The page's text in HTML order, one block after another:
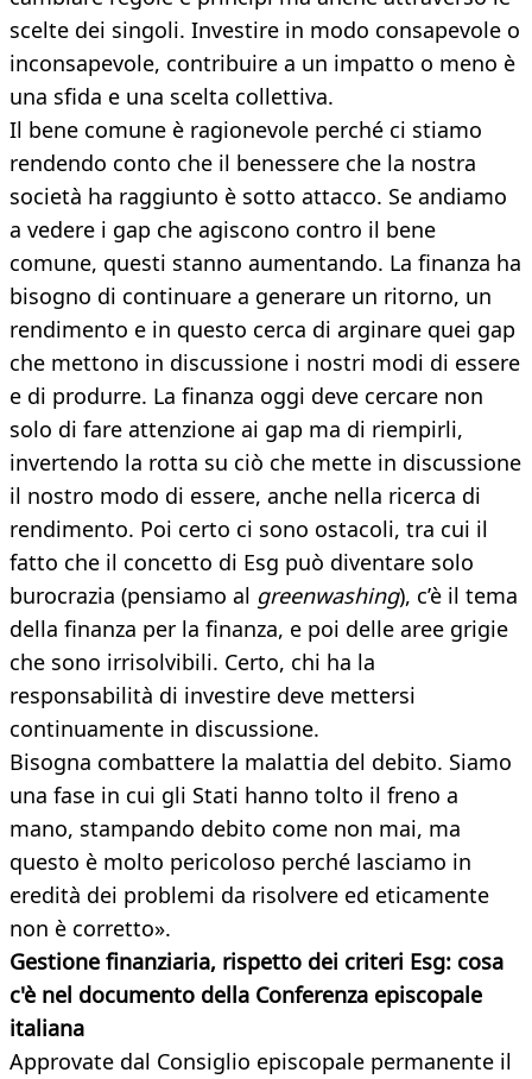
scelte dei singoli. Investire in modo consapevole o
inconsapevole, contribuire a un impatto o meno è
una sfida e una scelta collettiva.
Il bene comune è ragionevole perché ci stiamo
rendendo conto che il benessere che la nostra
società ha raggiunto è sotto attacco. Se andiamo
a vedere i gap che agiscono contro il bene
comune, questi stanno aumentando. La finanza ha
bisogno di continuare a generare un ritorno, un
rendimento e in questo cerca di arginare quei gap
che mettono in discussione i nostri modi di essere
e di produrre. La finanza oggi deve cercare non
solo di fare attenzione ai gap ma di riempirli,
invertendo la rotta su ciò che mette in discussione
il nostro modo di essere, anche nella ricerca di
rendimento. Poi certo ci sono ostacoli, tra cui il
fatto che il concetto di Esg può diventare solo
burocrazia (pensiamo al greenwashing), c’è il tema
della finanza per la finanza, e poi delle aree grigie
che sono irrisolvibili. Certo, chi ha la
responsabilità di investire deve mettersi
continuamente in discussione.
Bisogna combattere la malattia del debito. Siamo
una fase in cui gli Stati hanno tolto il freno a
mano, stampando debito come non mai, ma
questo è molto pericoloso perché lasciamo in
eredità dei problemi da risolvere ed eticamente
non è corretto».
Gestione finanziaria, rispetto dei criteri Esg: cosa
c'è nel documento della Conferenza episcopale
italiana
Approvate dal Consiglio episcopale permanente il